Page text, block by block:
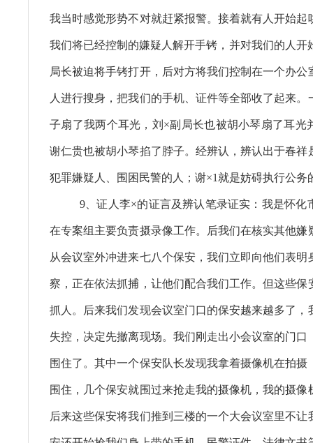
我当时感觉形势不对就赶紧报警。接着就有人开始起
我们将已经控制的嫌疑人解开手铐，并对我们的人开
局长被迫将手铐打开，后对方将我们控制在一个办公
人进行搜身，把我们的手机、证件等全部收了起来。
子扇了我两个耳光，刘×副局长也被胡小琴扇了耳光
谢仁贵也被胡小琴掐了脖子。经辨认，辨认出于春祥
犯罪嫌疑人、围困民警的人；谢×1就是妨碍执行公务
9、证人李×的证言及辨认笔录证实：我是怀化
在专案组主要负责摄录像工作。后我们在核实其他嫌
从会议室外冲进来七八个保安，我们立即向他们表明
察，正在依法抓捕，让他们配合我们工作。但这些保
抓人。后来我们发现会议室门口的保安越来越多了，
失控，决定先撤离现场。我们刚走出小会议室的门口
围住了。其中一个保安队长发现我拿着摄像机在拍摄
围住，几个保安就围过来抢走我的摄像机，我的摄像
后来这些保安将我们推到三楼的一个大会议室里不让